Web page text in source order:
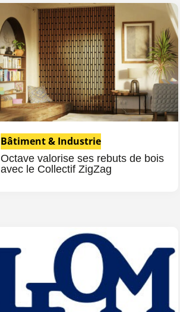
Octave valorise ses rebuts de bois
avec le Collectif ZigZag
Bâtiment & Industrie